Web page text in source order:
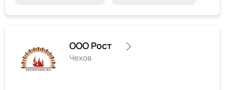
ООО Рост
Чехов